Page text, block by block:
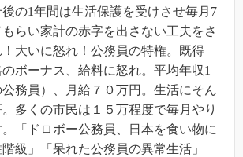
の1年間は生活保護を受けさせ毎月7
らい家計の赤字を出さない工夫をさ
大いに怒れ！公務員の特権。既得
ボーナス、給料に怒れ。平均年収1
務員）、月給７０万円。生活にそん
多くの市民は１５万程度で毎月やり
。「ドロボー公務員、日本を食い物に
級」「呆れた公務員の異常生活」